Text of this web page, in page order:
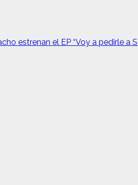
estrenan el EP “Voy a pedirle a